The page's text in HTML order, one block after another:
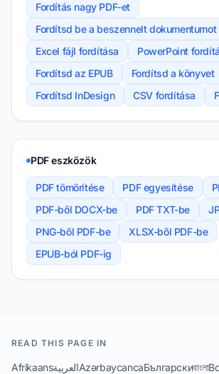
Fordítás nagy PDF-et
Fordítsd be a beszennelt dokumentumot
Excel fájl fordítása
PowerPoint
Fordítsd az EPUB
Fordítsd a könyvet
Fordítsd InDesign
CSV fordítása
PDF eszközök
PDF tömörítése PDF egyesítése
PDF-ből DOCX-be
PDF TXT-be
PNG-ből PDF-be
XLSX-ből PDF-be
EPUB-ból PDF-ig
READ THIS PAGE IN
AfrikaansالعربيةAzərbaycancaБългарскиবাংলা